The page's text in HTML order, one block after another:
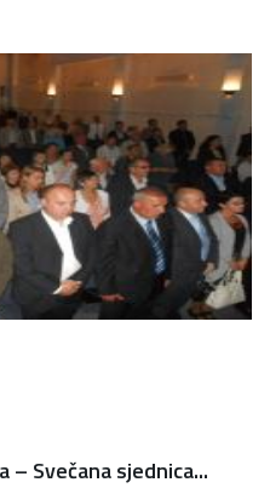
– Svečana sjednica...